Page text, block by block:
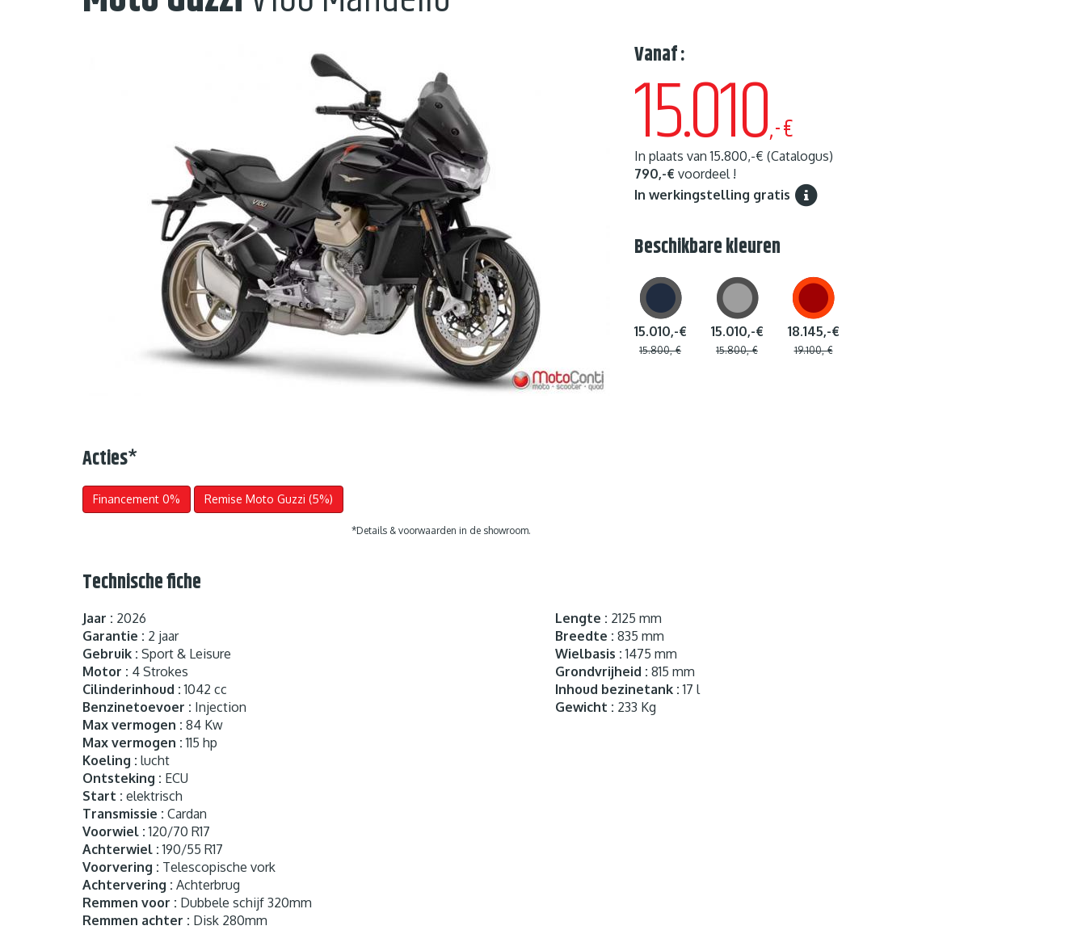
Vanaf :
15.010,-€
In plaats van15.800,-€ (Catalogus)
790,-€ voordeel !
In werkingstelling gratis
Beschikbare kleuren
15.010,-€
15.800,-€
15.010,-€
15.800,-€
18.145,-€
19.100,-€
Acties*
Financement 0% Remise Moto Guzzi (5%)
*Details & voorwaarden in de showroom.
Technische fiche
Jaar : 2026
Garantie : 2 jaar
Gebruik : Sport & Leisure
Motor : 4 Strokes
Cilinderinhoud : 1042 cc
Benzinetoevoer : Injection
Max vermogen : 84 Kw
Max vermogen : 115 hp
Koeling : lucht
Ontsteking : ECU
Start : elektrisch
Transmissie : Cardan
Voorwiel : 120/70 R17
Achterwiel : 190/55 R17
Voorvering : Telescopische vork
Achtervering : Achterbrug
Remmen voor : Dubbele schijf 320mm
Remmen achter : Disk 280mm
Lengte : 2125 mm
Breedte : 835 mm
Wielbasis : 1475 mm
Grondvrijheid : 815 mm
Inhoud bezinetank : 17 l
Gewicht : 233 Kg